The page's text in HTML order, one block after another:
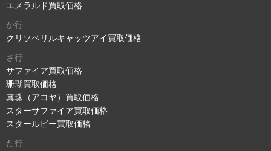
エメラルド買取価格
か行
クリソベリルキャッツアイ買取価格
さ行
サファイア買取価格
珊瑚買取価格
真珠（アコヤ）買取価格
スターサファイア買取価格
スタールビー買取価格
た行